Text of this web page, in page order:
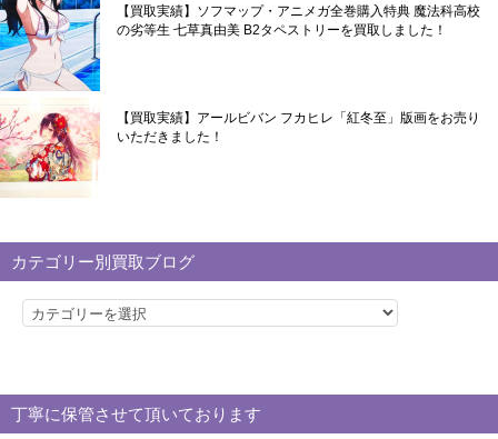
【買取実績】ソフマップ・アニメガ全巻購入特典 魔法科高校
の劣等生 七草真由美 B2タペストリーを買取しました！
【買取実績】アールビバン フカヒレ「紅冬至」版画をお売り
いただきました！
カテゴリー別買取ブログ
カ
リ
ー
丁寧に保管させて頂いております